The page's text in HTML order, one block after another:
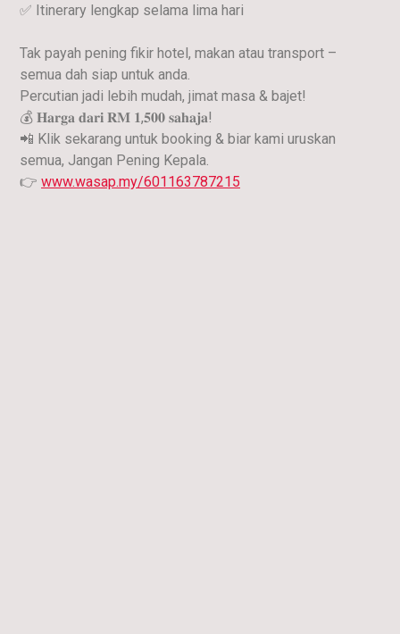
✅ Itinerary lengkap selama lima hari
Tak payah pening fikir hotel, makan atau transport –
semua dah siap untuk anda.
Percutian jadi lebih mudah, jimat masa & bajet!
💰 𝐇𝐚𝐫𝐠𝐚 𝐝𝐚𝐫𝐢 𝐑𝐌 𝟏,𝟓𝟎𝟎 𝐬𝐚𝐡𝐚𝐣𝐚!
📲 Klik sekarang untuk booking & biar kami uruskan
semua, Jangan Pening Kepala.
👉 www.wasap.my/601163787215